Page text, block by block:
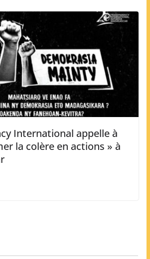
International appelle à
la colère en actions » à